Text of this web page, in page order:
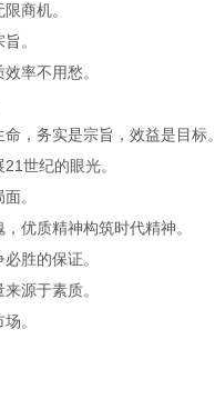
商机。
。
率不用愁。
，务实是宗旨，效益是目标。
世纪的眼光。
。
优质精神构筑时代精神。
胜的保证。
源于素质。
。